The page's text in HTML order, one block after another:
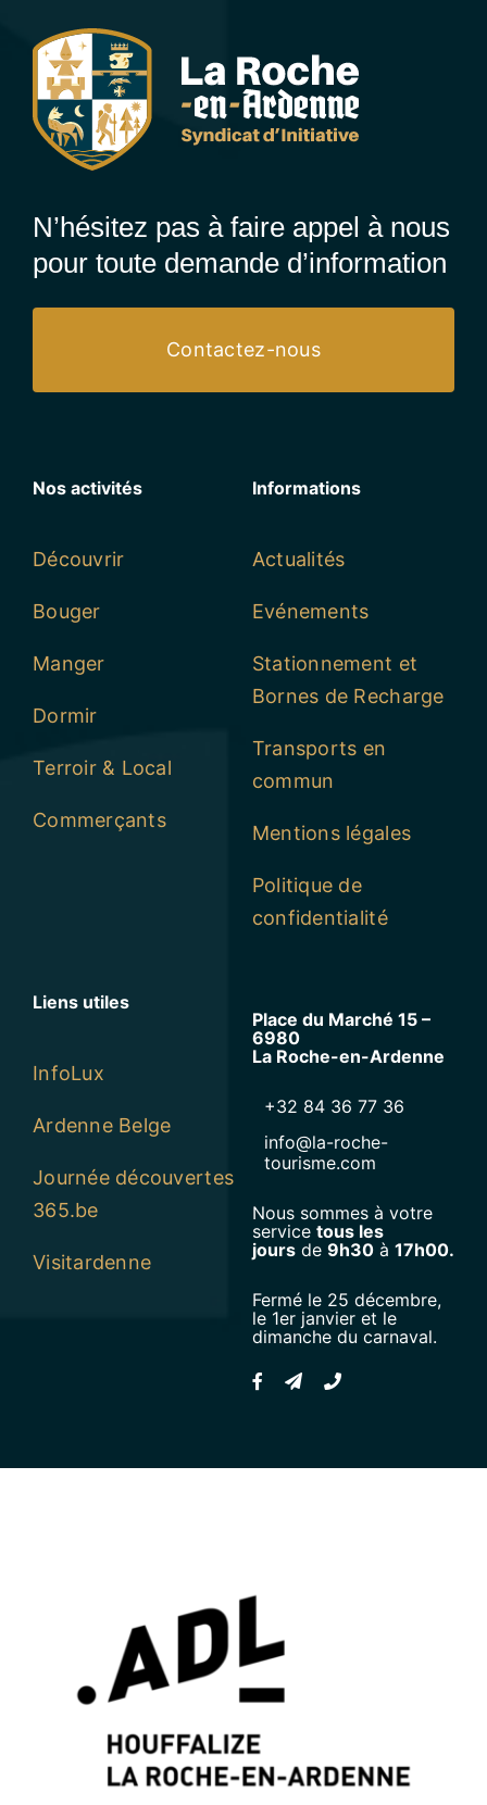
N’hésitez pas à faire appel à nous
pour toute demande d’information
Contactez-nous
Nos activités
Découvrir
Bouger
Manger
Dormir
Terroir & Local
Commerçants
Informations
Actualités
Evénements
Stationnement et
Bornes de Recharge
Transports en
commun
Mentions légales
Politique de
confidentialité
Liens utiles
InfoLux
Ardenne Belge
Journée découvertes
365.be
Visitardenne
Place du Marché 15 –
6980
La Roche-en-Ardenne
+32 84 36 77 36
info@la-roche-
tourisme.com
Nous sommes à votre
service tous les
joursde 9h30à 17h00.
Fermé le 25 décembre,
le 1er janvier et le
dimanche du carnaval.